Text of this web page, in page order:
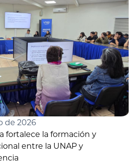
de 2026
fortalece la formación y
entre la UNAP y